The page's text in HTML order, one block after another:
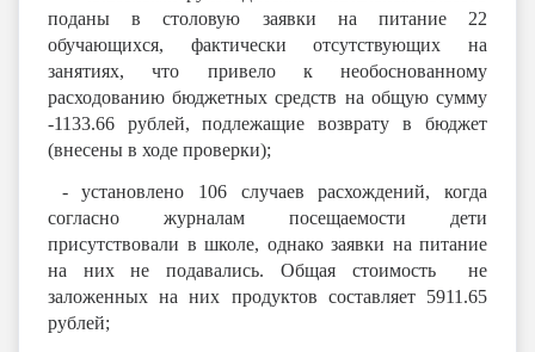
поданы в столовую заявки на питание 22
обучающихся, фактически отсутствующих на
занятиях, что привело к необоснованному
расходованию бюджетных средств на общую сумму
-1133.66 рублей,
подлежащие возврату в бюджет
(внесены в ходе проверки);
- установлено 106 случаев расхождений, когда
согласно журналам посещаемости дети
присутствовали в школе, однако заявки на питание
на них не подавались. Общая стоимость не
заложенных на них продуктов составляет 5911.65
рублей;